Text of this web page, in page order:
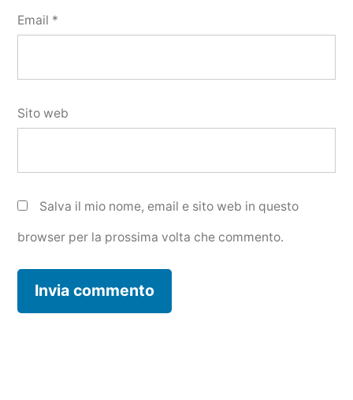
Email *
Sito web
Salva il mio nome, email e sito web in questo
browser per la prossima volta che commento.